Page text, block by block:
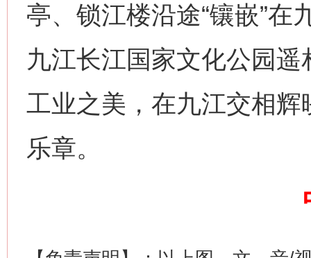
亭、锁江楼沿途“镶嵌”在
九江长江国家文化公园
工业之美，在九江交相
乐章。
这是一记警钟！ 谢